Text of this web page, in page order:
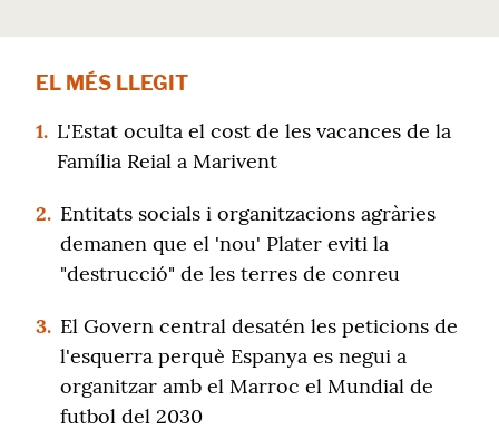
EL MÉS LLEGIT
1. L'Estat oculta el cost de les vacances de la
Família Reial a Marivent
2. Entitats socials i organitzacions agràries
demanen que el 'nou' Plater eviti la
"destrucció" de les terres de conreu
3. El Govern central desatén les peticions de
l'esquerra perquè Espanya es negui a
organitzar amb el Marroc el Mundial de
futbol del 2030